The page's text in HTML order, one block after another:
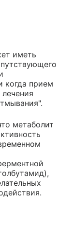
иметь
когда прием
метаболит